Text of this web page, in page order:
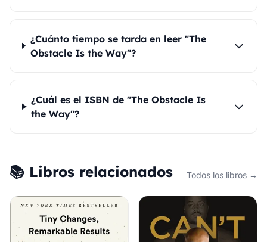
¿Cuánto tiempo se tarda en leer "The
Obstacle Is the Way"?
¿Cuál es el ISBN de "The Obstacle Is
the Way"?
📚 Libros relacionados Todos los libros →